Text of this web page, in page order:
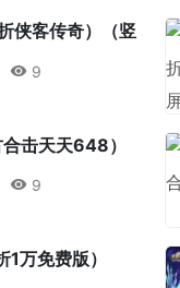
侠客传奇）（竖
9
击天天648）
9
万免费版）